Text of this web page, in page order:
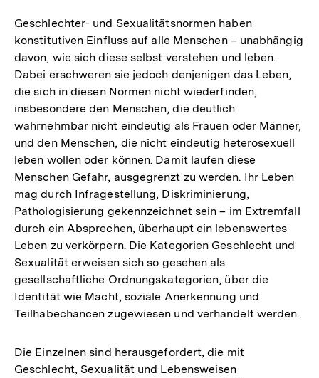
Geschlechter- und Sexualitätsnormen haben
konstitutiven Einfluss auf alle Menschen – unabhängig
davon, wie sich diese selbst verstehen und leben.
Dabei erschweren sie jedoch denjenigen das Leben,
die sich in diesen Normen nicht wiederfinden,
insbesondere den Menschen, die deutlich
wahrnehmbar nicht eindeutig als Frauen oder Männer,
und den Menschen, die nicht eindeutig heterosexuell
leben wollen oder können. Damit laufen diese
Menschen Gefahr, ausgegrenzt zu werden. Ihr Leben
mag durch Infragestellung, Diskriminierung,
Pathologisierung gekennzeichnet sein – im Extremfall
durch ein Absprechen, überhaupt ein lebenswertes
Leben zu verkörpern. Die Kategorien Geschlecht und
Sexualität erweisen sich so gesehen als
gesellschaftliche Ordnungskategorien, über die
Identität wie Macht, soziale Anerkennung und
Teilhabechancen zugewiesen und verhandelt werden.
Die Einzelnen sind herausgefordert, die mit
Geschlecht, Sexualität und Lebensweisen